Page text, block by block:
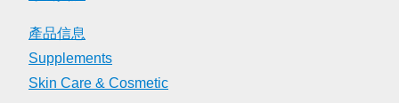
產品信息
Supplements
Skin Care & Cosmetic